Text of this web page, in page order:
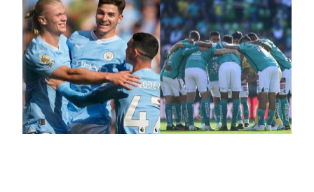
goleó 7-0 a Boyacá Chicó y es
líder de la Liga BetPlay
5 Días Ago
Vuelve la Premier League:
arranca el 21 de agosto con el
Arsenal campeón abriendo
ante el Coventry
5 Días Ago
Escándalo en Montería: el
debut de Nacional se suspendió
por disturbios cuando ganaba
3-0 a Jaguares
5 Días Ago